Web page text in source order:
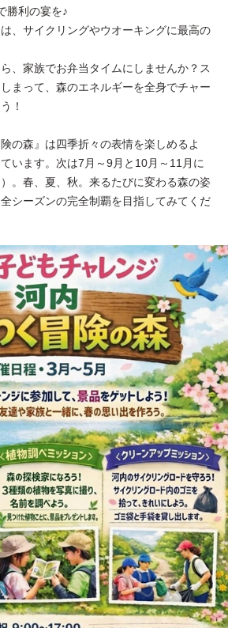
勝利の宴を♪
、サイクリングやウオーキングに最高の
、家族でお弁当タイムにしませんか？ス
まって、森のエネルギーを全身でチャー
！
の森』は四季折々の表情を楽しめるよ
います。次は7月～9月と10月～11月に
。春、夏、秋。来るたびに変わる森の姿
シーズンの完全制覇を目指してみてくだ